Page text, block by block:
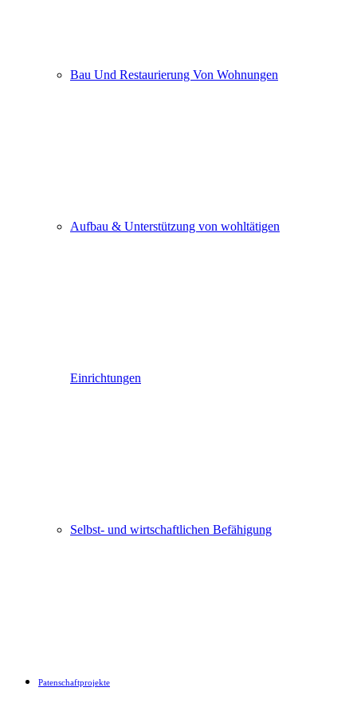
Bau Und Restaurierung Von Wohnungen
Aufbau & Unterstützung von wohltätigen
Einrichtungen
Selbst- und wirtschaftlichen Befähigung
Patenschaftprojekte